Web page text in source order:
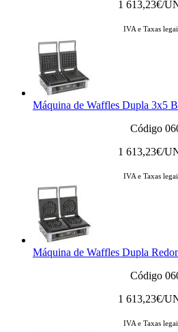
1 613,23€/
IVA e Taxas
Máquina de Waffles Dupla 3x5
Código
1 613,23€/
IVA e Taxas
Máquina de Waffles Dupla
Código
1 613,23€/
IVA e Taxas